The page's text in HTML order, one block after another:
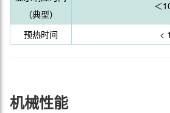
（典型）
＜
预热时间 <
机械性能